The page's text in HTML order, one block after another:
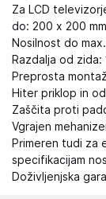
Za LCD
do: 200 x 200 mm
Nosilnost do
Razdalja od zida:
Preprosta
Hiter priklop in
Zaščita proti
Vgrajen
Primeren tudi za
specifikacijam
Doživljenjska